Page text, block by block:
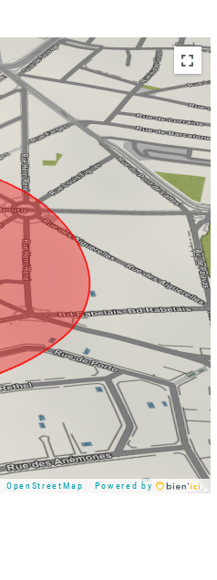
Powered by